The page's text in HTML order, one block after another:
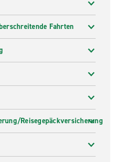
Fahrten
Reisegepäckversicherung